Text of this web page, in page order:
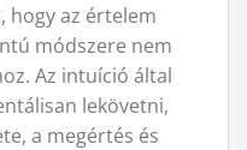
hogy az értelem
módszere nem
Az intuíció által
lekövetni,
a megértés és